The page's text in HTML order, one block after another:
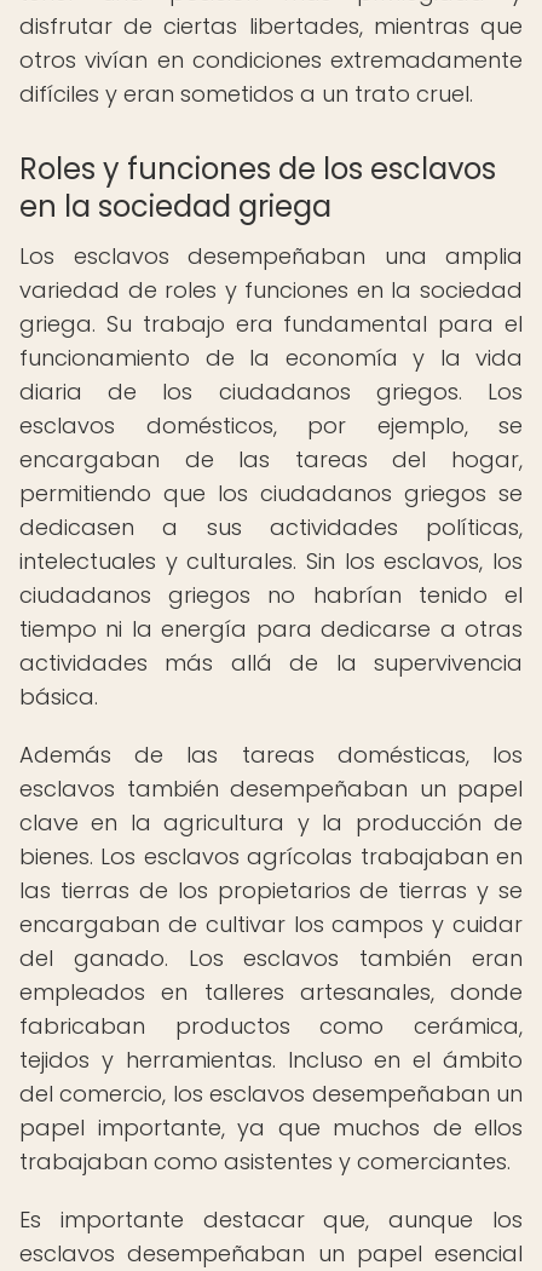
disfrutar de ciertas libertades, mientras que
otros vivían en condiciones extremadamente
difíciles y eran sometidos a un trato cruel.
Roles y funciones de los esclavos
en la sociedad griega
Los esclavos desempeñaban una amplia
variedad de roles y funciones en la sociedad
griega. Su trabajo era fundamental para el
funcionamiento de la economía y la vida
diaria de los ciudadanos griegos. Los
esclavos domésticos, por ejemplo, se
encargaban de las tareas del hogar,
permitiendo que los ciudadanos griegos se
dedicasen a sus actividades políticas,
intelectuales y culturales. Sin los esclavos, los
ciudadanos griegos no habrían tenido el
tiempo ni la energía para dedicarse a otras
actividades más allá de la supervivencia
básica.
Además de las tareas domésticas, los
esclavos también desempeñaban un papel
clave en la agricultura y la producción de
bienes. Los esclavos agrícolas trabajaban en
las tierras de los propietarios de tierras y se
encargaban de cultivar los campos y cuidar
del ganado. Los esclavos también eran
empleados en talleres artesanales, donde
fabricaban productos como cerámica,
tejidos y herramientas. Incluso en el ámbito
del comercio, los esclavos desempeñaban un
papel importante, ya que muchos de ellos
trabajaban como asistentes y comerciantes.
Es importante destacar que, aunque los
esclavos desempeñaban un papel esencial